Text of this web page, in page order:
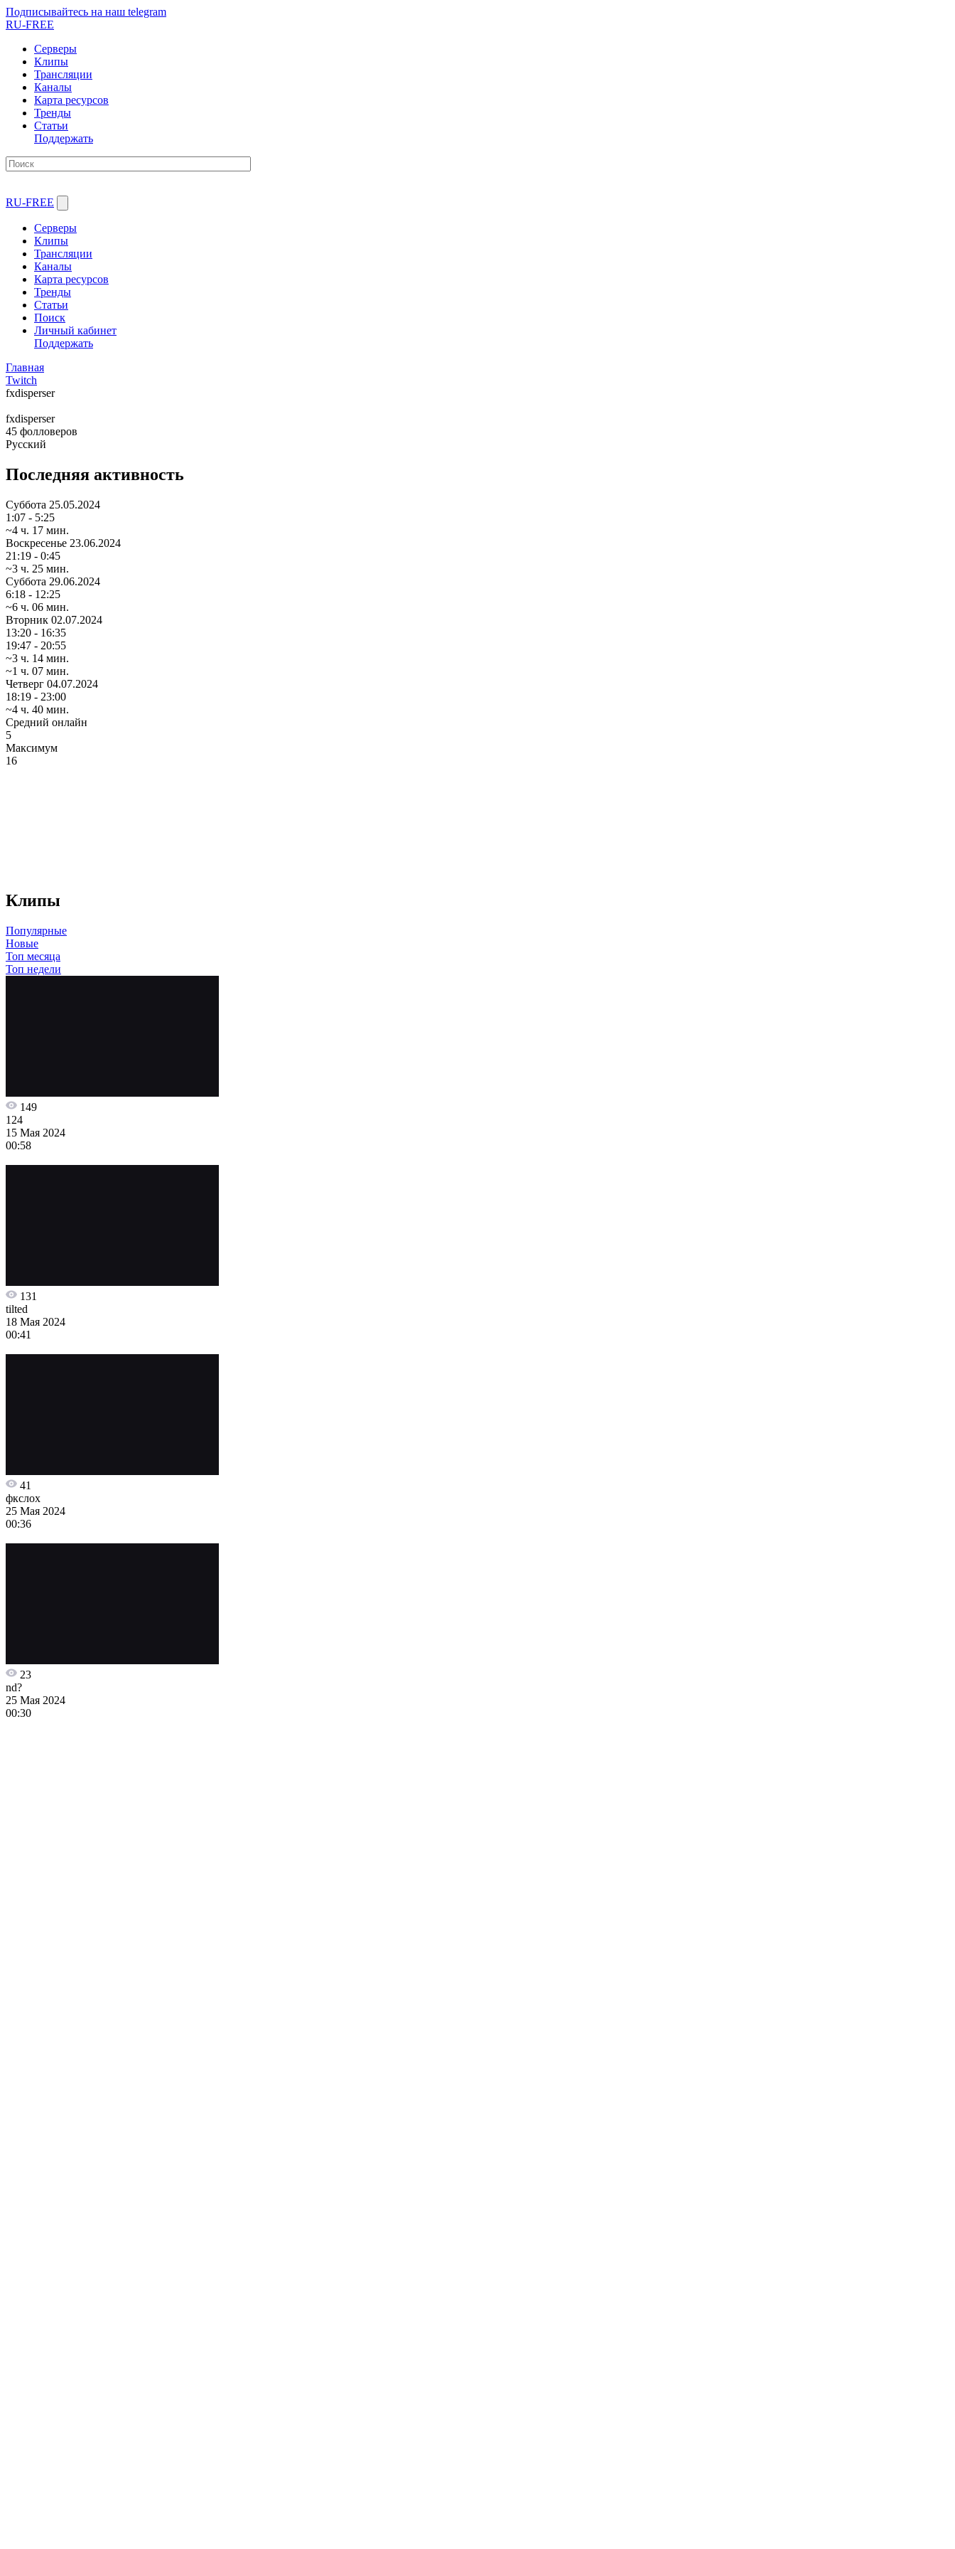
Подписывайтесь на наш telegram
RU-FREE
Серверы
Клипы
Трансляции
Каналы
Карта ресурсов
Тренды
Статьи
Поддержать
RU-FREE
Серверы
Клипы
Трансляции
Каналы
Карта ресурсов
Тренды
Статьи
Поиск
Личный кабинет
Поддержать
Главная
Twitch
fxdisperser
fxdisperser
45 фолловеров
Русский
Последняя активность
Суббота 25.05.2024
1:07 - 5:25
~4 ч. 17 мин.
Воскресенье 23.06.2024
21:19 - 0:45
~3 ч. 25 мин.
Суббота 29.06.2024
6:18 - 12:25
~6 ч. 06 мин.
Вторник 02.07.2024
13:20 - 16:35
19:47 - 20:55
~3 ч. 14 мин.
~1 ч. 07 мин.
Четверг 04.07.2024
18:19 - 23:00
~4 ч. 40 мин.
Средний онлайн
5
Максимум
16
Клипы
Популярные
Новые
Топ месяца
Топ недели
149
124
15 Мая 2024
00:58
131
tilted
18 Мая 2024
00:41
41
фкслох
25 Мая 2024
00:36
23
nd?
25 Мая 2024
00:30